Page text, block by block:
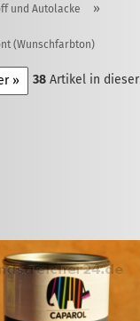
und Autolacke »
(Wunschfarbton)
» 38 Artikel in dieser